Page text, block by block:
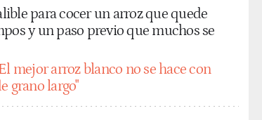
para cocer un arroz que quede
y un paso previo que muchos se
mejor arroz blanco no se hace con
grano largo"